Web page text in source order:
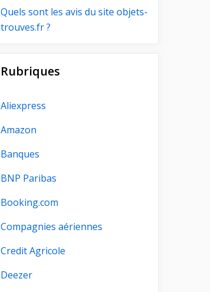
Quels sont les avis du site objets-
trouves.fr ?
Rubriques
Aliexpress
Amazon
Banques
BNP Paribas
Booking.com
Compagnies aériennes
Credit Agricole
Deezer